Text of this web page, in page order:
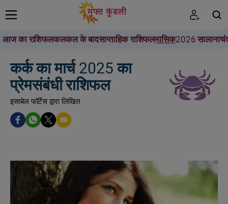
आज का राशिफलकलकल के बादसाप्ताहिक राशिफलमासिक2026 सालाना
कर्क का मार्च 2025 का
प्रेमसंबंधी राशिफल
इसाबेल फॉर्टेस द्वारा लिखित